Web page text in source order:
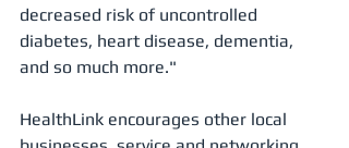
decreased risk of uncontrolled
diabetes, heart disease, dementia,
and so much more."
HealthLink encourages other local